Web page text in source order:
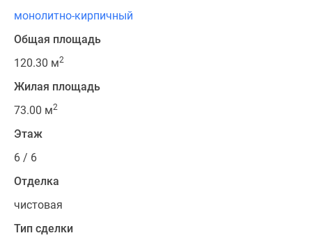
монолитно-кирпичный
Общая площадь
120.30 м2
Жилая площадь
73.00 м2
Этаж
6 / 6
Отделка
чистовая
Тип сделки